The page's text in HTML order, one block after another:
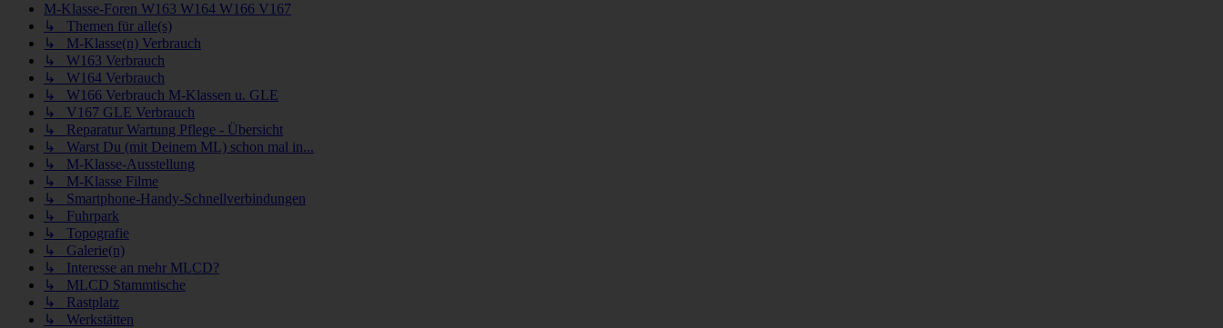
M-Klasse-Foren W163 W164 W166 V167
↳ Themen für alle(s)
↳ M-Klasse(n) Verbrauch
↳ W163 Verbrauch
↳ W164 Verbrauch
↳ W166 Verbrauch M-Klassen u. GLE
↳ V167 GLE Verbrauch
↳ Reparatur Wartung Pflege - Übersicht
↳ Warst Du (mit Deinem ML) schon mal in...
↳ M-Klasse-Ausstellung
↳ M-Klasse Filme
↳ Smartphone-Handy-Schnellverbindungen
↳ Fuhrpark
↳ Topografie
↳ Galerie(n)
↳ Interesse an mehr MLCD?
↳ MLCD Stammtische
↳ Rastplatz
↳ Werkstätten